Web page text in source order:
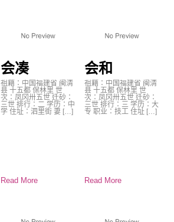
会凑
祖籍：中国福建省 闽清
县 十五都 保林里 世
次：凤冈卅五世 迁砂：
三世 排行：二 学历：中
学 住址：泗里街 妻 […]
Read More
会和
祖籍：中国福建省 闽清
县 十五都 保林里 世
次：凤冈卅五世 迁砂：
三世 排行：三 学历：大
专 职业：技工 住址 […]
Read More